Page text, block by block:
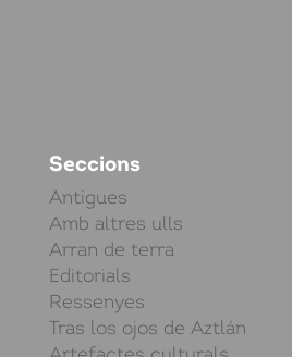
Seccions
Antigues
Amb altres ulls
Arran de terra
Editorials
Ressenyes
Tras los ojos de Aztlán